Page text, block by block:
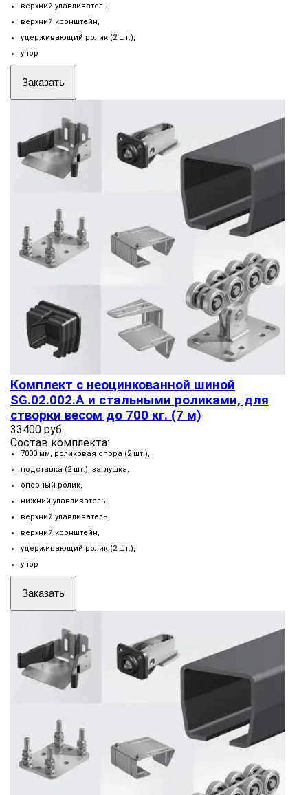
верхний улавливатель,
верхний кронштейн,
удерживающий ролик (2 шт.),
упор
Заказать
Комплект с неоцинкованной шиной
SG.02.002.А и стальными роликами, для
створки весом до 700 кг. (7 м)
33400 руб.
Состав комплекта:
7000 мм, роликовая опора (2 шт.),
подставка (2 шт.), заглушка,
опорный ролик,
нижний улавливатель,
верхний улавливатель,
верхний кронштейн,
удерживающий ролик (2 шт.),
упор
Заказать